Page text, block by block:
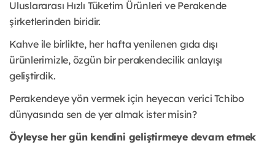
Uluslararası Hızlı Tüketim Ürünleri ve Perakende
şirketlerinden biridir.
Kahve ile birlikte, her hafta yenilenen gıda dışı
ürünlerimizle, özgün bir perakendecilik anlayışı
geliştirdik.
Perakendeye yön vermek için heyecan verici Tchibo
dünyasında sen de yer almak ister misin?
Öyleyse her gün kendini geliştirmeye devam etmek